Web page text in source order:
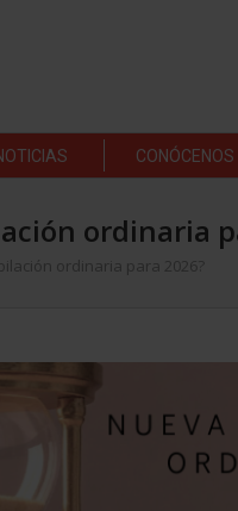
CONÓCENOS
ordinaria
ordinaria para 2026?